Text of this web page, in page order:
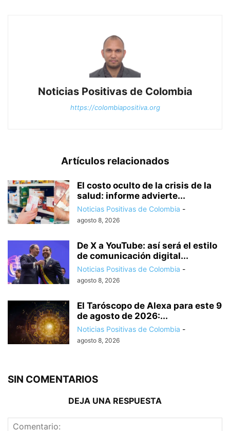
Noticias Positivas de Colombia
https://colombiapositiva.org
Artículos relacionados
El costo oculto de la crisis de la
salud: informe advierte...
Noticias Positivas de Colombia -
agosto 8, 2026
De X a YouTube: así será el estilo
de comunicación digital...
Noticias Positivas de Colombia -
agosto 8, 2026
El Taróscopo de Alexa para este 9
de agosto de 2026:...
Noticias Positivas de Colombia -
agosto 8, 2026
SIN COMENTARIOS
DEJA UNA RESPUESTA